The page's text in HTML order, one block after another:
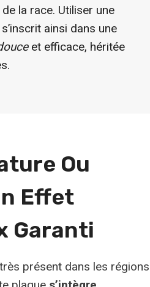
la race. Utiliser une
ainsi dans une
et efficace, héritée
Ou
Effet
Garanti
présent dans les régions